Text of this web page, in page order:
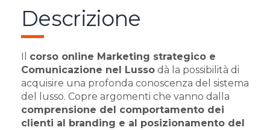
Descrizione
corso online Marketing strategico e
Comunicazione nel Lusso dà la possibilità di
acquisire una profonda conoscenza del sistema
del lusso. Copre argomenti che vanno dalla
comprensione del comportamento dei
clienti al branding e al posizionamento del